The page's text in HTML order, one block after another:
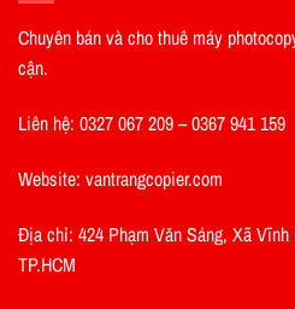
Chuyên bán và cho thuê máy
cận.
Liên hệ: 0327 067 209 – 0367 941 159
Website: vantrangcopier.com
Địa chỉ: 424 Phạm Văn Sáng, Xã Vĩnh
TP.HCM